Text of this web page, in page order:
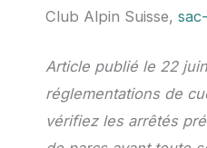
Club Alpin Suisse,
Article publié le 22
réglementations de
vérifiez les arrêtés